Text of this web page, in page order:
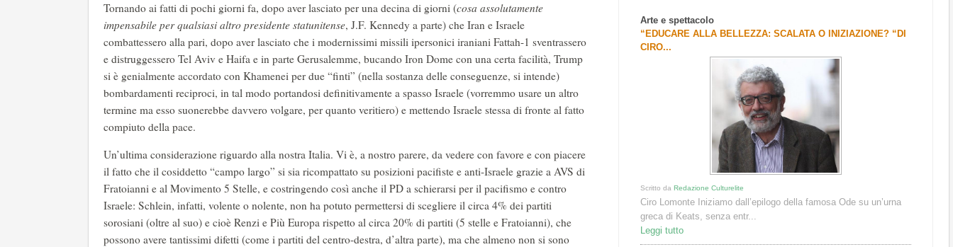
Tornando ai fatti di pochi giorni fa, dopo aver lasciato per una decina di giorni (cosa assolutamente
impensabile per qualsiasi altro presidente statunitense, J.F. Kennedy a parte) che Iran e Israele
combattessero alla pari, dopo aver lasciato che i modernissimi missili ipersonici iraniani Fattah-1 sventrassero
e distruggessero Tel Aviv e Haifa e in parte Gerusalemme, bucando Iron Dome con una certa facilità, Trump
si è genialmente accordato con Khamenei per due “finti” (nella sostanza delle conseguenze, si intende)
bombardamenti reciproci, in tal modo portandosi definitivamente a spasso Israele (vorremmo usare un altro
termine ma esso suonerebbe davvero volgare, per quanto veritiero) e mettendo Israele stessa di fronte al fatto
compiuto della pace.
Un’ultima considerazione riguardo alla nostra Italia. Vi è, a nostro parere, da vedere con favore e con piacere
il fatto che il cosiddetto “campo largo” si sia ricompattato su posizioni pacifiste e anti-Israele grazie a AVS di
Fratoianni e al Movimento 5 Stelle, e costringendo così anche il PD a schierarsi per il pacifismo e contro
Israele: Schlein, infatti, volente o nolente, non ha potuto permettersi di scegliere il circa 4% dei partiti
sorosiani (oltre al suo) e cioè Renzi e Più Europa rispetto al circa 20% di partiti (5 stelle e Fratoianni), che
possono avere tantissimi difetti (come i partiti del centro-destra, d’altra parte), ma che almeno non si sono
Arte e spettacolo
“EDUCARE ALLA BELLEZZA: SCALATA O INIZIAZIONE? “DI
CIRO...
Scritto daRedazione Culturelite
Ciro Lomonte Iniziamo dall’epilogo della famosa Ode su un’urna
greca di Keats, senza entr...
Leggi tutto